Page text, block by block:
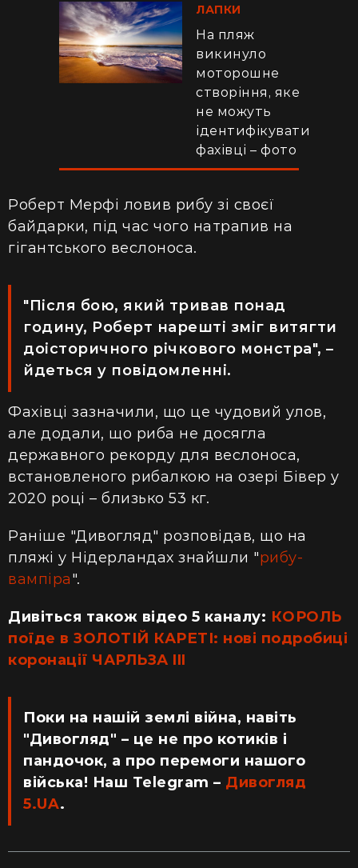
ЛАПКИ
На пляж
викинуло
моторошне
створіння, яке
не можуть
ідентифікувати
фахівці – фото
Роберт Мерфі ловив рибу зі своєї
байдарки, під час чого натрапив на
гігантського веслоноса.
"Після бою, який тривав понад
годину, Роберт нарешті зміг витягти
доісторичного річкового монстра", –
йдеться у повідомленні.
Фахівці зазначили, що це чудовий улов,
але додали, що риба не досягла
державного рекорду для веслоноса,
встановленого рибалкою на озері Бівер у
2020 році – близько 53 кг.
Раніше "Дивогляд" розповідав, що на
пляжі у Нідерландах знайшли "рибу-
вампіра".
Дивіться також відео 5 каналу: КОРОЛЬ
поїде в ЗОЛОТІЙ КАРЕТІ: нові подробиці
коронації ЧАРЛЬЗА III
Поки на нашій землі війна, навіть
"Дивогляд" – це не про котиків і
пандочок, а про перемоги нашого
війська! Наш Telegram – Дивогляд
5.UA.